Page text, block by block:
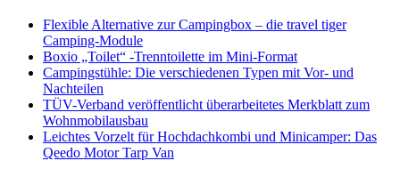
Flexible Alternative zur Campingbox – die travel tiger
Camping-Module
Boxio „Toilet“ -Trenntoilette im Mini-Format
Campingstühle: Die verschiedenen Typen mit Vor- und
Nachteilen
TÜV-Verband veröffentlicht überarbeitetes Merkblatt zum
Wohnmobilausbau
Leichtes Vorzelt für Hochdachkombi und Minicamper: Das
Qeedo Motor Tarp Van